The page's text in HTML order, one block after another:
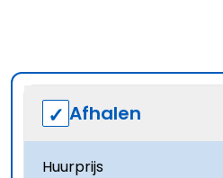
Afhalen
Huurprijs